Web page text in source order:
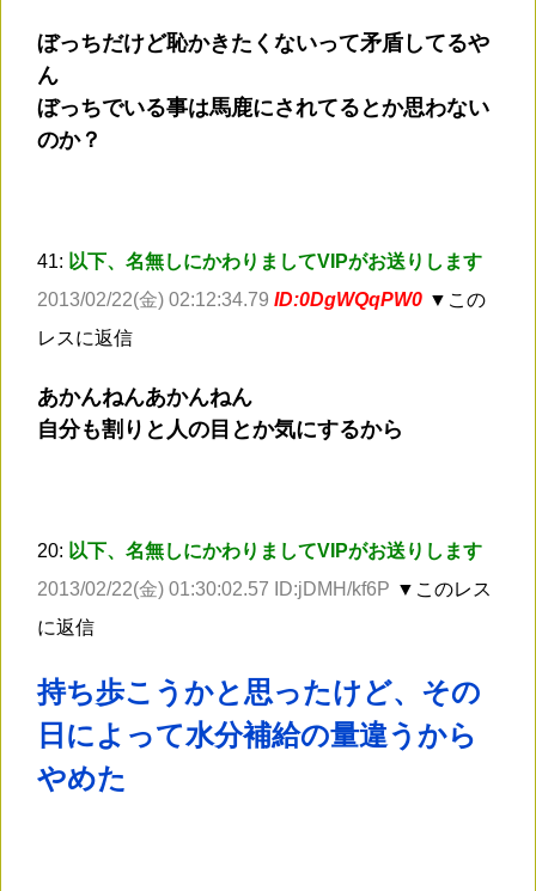
ぼっちだけど恥かきたくないって矛盾してるや
ん
ぼっちでいる事は馬鹿にされてるとか思わない
のか？
41: 以下、名無しにかわりましてVIPがお送りします
2013/02/22(金) 02:12:34.79 ID:0DgWQqPW0 ▼この
レスに返信
あかんねんあかんねん
自分も割りと人の目とか気にするから
20: 以下、名無しにかわりましてVIPがお送りします
2013/02/22(金) 01:30:02.57 ID:jDMH/kf6P ▼このレス
に返信
持ち歩こうかと思ったけど、その
日によって水分補給の量違うから
やめた